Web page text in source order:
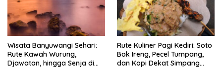
Wisata Banyuwangi Sehari:
Rute Kawah Wurung,
Djawatan, hingga Senja di
Rute Kuliner Pagi Kediri: Soto
Bok Ireng, Pecel Tumpang,
dan Kopi Dekat Simpang